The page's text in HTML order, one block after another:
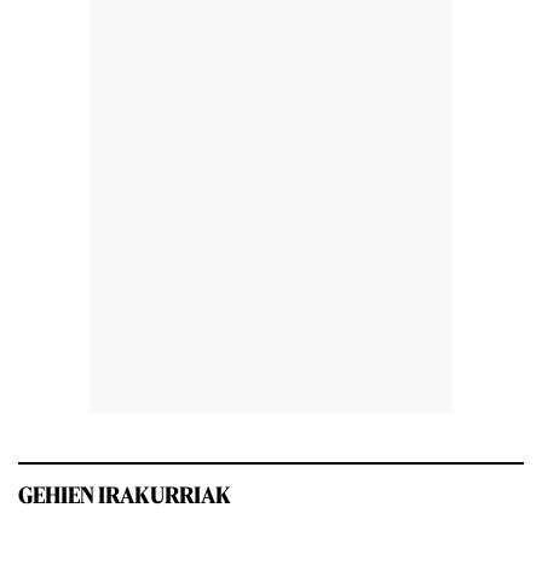
GEHIEN IRAKURRIAK